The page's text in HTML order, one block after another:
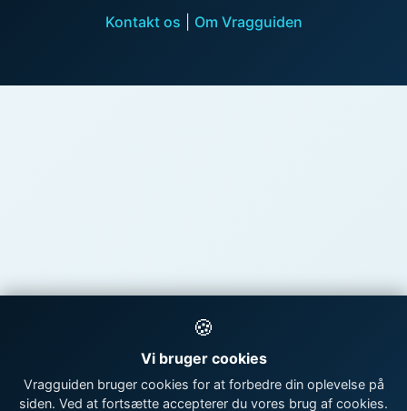
Kontakt os
Om Vragguiden
🍪
Vi bruger cookies
Vragguiden bruger cookies for at forbedre din oplevelse på
siden. Ved at fortsætte accepterer du vores brug af cookies.